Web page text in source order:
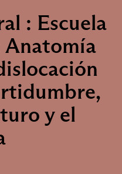
: Escuela
Anatomía
y el